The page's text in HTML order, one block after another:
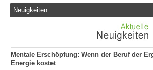
Neuigkeiten
Mentale Erschöpfung: Wenn der Beruf der
Energie kostet